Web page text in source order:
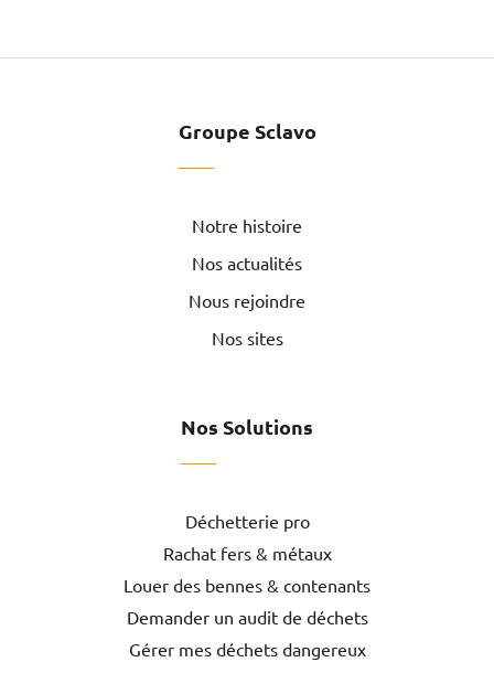
Groupe Sclavo
Notre histoire
Nos actualités
Nous rejoindre
Nos sites
Nos Solutions
Déchetterie pro
Rachat fers & métaux
Louer des bennes & contenants
Demander un audit de déchets
Gérer mes déchets dangereux